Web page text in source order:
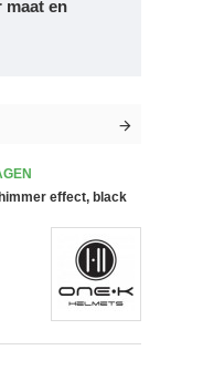
maat en
effect, black